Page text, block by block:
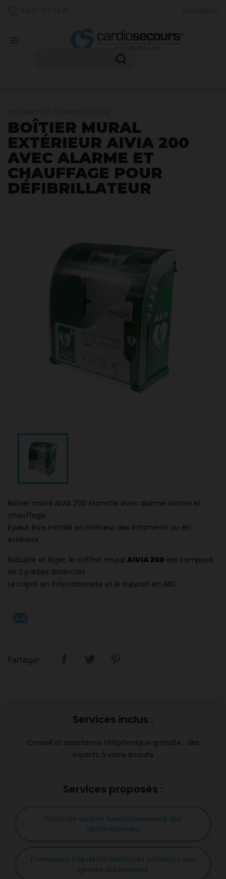
04.97.02.24.10 Inscription
BOÎTIER MURAL
EXTÉRIEUR AIVIA 200
AVEC ALARME ET
CHAUFFAGE POUR
DÉFIBRILLATEUR
Boîtier mural AIVIA 200 étanche avec alarme sonore et
chauffage.
Il peut être installé en intérieur des bâtiments ou en
extérieur.
Robuste et léger, le coffret mural AIVIA 200 est composé
de 2 parties distinctes :
Le capot en Polycarbonate et le support en ABS.
Partager
Services inclus :
Conseil et assistance téléphonique gratuite : des
experts à votre écoute
Services proposés :
Contrôle de bon fonctionnement des
défibrillateurs
Formation à la défibrillation et initiation aux
gestes qui sauvent